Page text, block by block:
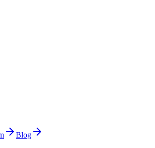
Blog